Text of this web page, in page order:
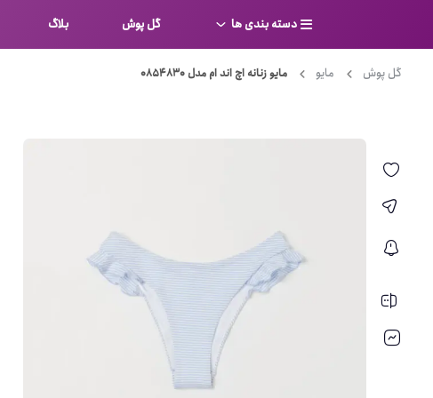
دسته بندی ها
سوتین
بادی
بیکینی
گل پوش بلاگ
گل پوش مایو مایو زنانه اچ اند ام مدل 0854830